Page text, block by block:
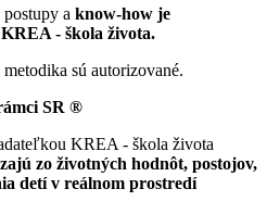
a know-how je
- škola života.
sú autorizované.
SR ®
KREA - škola života
zo životných hodnôt, postojov,
detí v reálnom prostredí